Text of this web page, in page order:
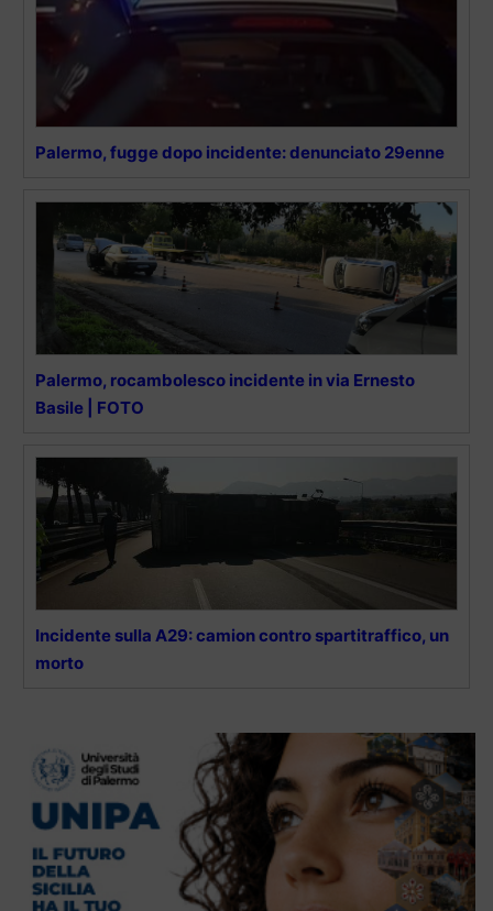
Palermo, fugge dopo incidente: denunciato 29enne
Palermo, rocambolesco incidente in via Ernesto
Basile | FOTO
Incidente sulla A29: camion contro spartitraffico, un
morto